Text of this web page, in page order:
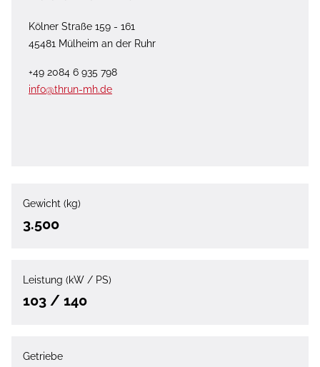
Kölner Straße 159 - 161
45481 Mülheim an der Ruhr
+49 2084 6 935 798
info@thrun-mh.de
Gewicht (kg)
3.500
Leistung (kW / PS)
103 / 140
Getriebe